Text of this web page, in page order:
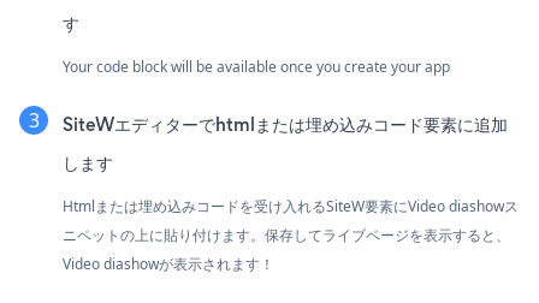
す
Your code block will be available once you create your app
SiteWエディターでhtmlまたは埋め込みコード要素に追加
します
Htmlまたは埋め込みコードを受け入れるSiteW要素にVideo diashowス
ニペットの上に貼り付けます。保存してライブページを表示すると、
Video diashowが表示されます！